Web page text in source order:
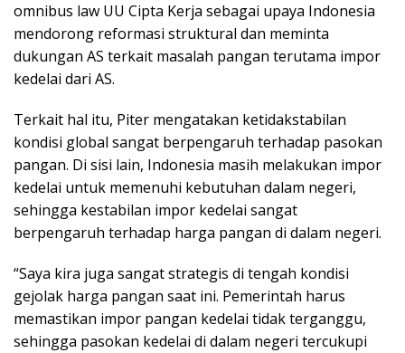
omnibus law UU Cipta Kerja sebagai upaya Indonesia
mendorong reformasi struktural dan meminta
dukungan AS terkait masalah pangan terutama impor
kedelai dari AS.
Terkait hal itu, Piter mengatakan ketidakstabilan
kondisi global sangat berpengaruh terhadap pasokan
pangan. Di sisi lain, Indonesia masih melakukan impor
kedelai untuk memenuhi kebutuhan dalam negeri,
sehingga kestabilan impor kedelai sangat
berpengaruh terhadap harga pangan di dalam negeri.
“Saya kira juga sangat strategis di tengah kondisi
gejolak harga pangan saat ini. Pemerintah harus
memastikan impor pangan kedelai tidak terganggu,
sehingga pasokan kedelai di dalam negeri tercukupi